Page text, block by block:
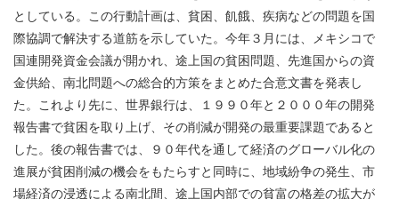
としている。この行動計画は、貧困、飢餓、疾病などの問題を国
際協調で解決する道筋を示していた。今年３月には、メキシコで
国連開発資金会議が開かれ、途上国の貧困問題、先進国からの資
金供給、南北問題への総合的方策をまとめた合意文書を発表し
た。これより先に、世界銀行は、１９９０年と２０００年の開発
報告書で貧困を取り上げ、その削減が開発の最重要課題であると
した。後の報告書では、９０年代を通して経済のグローバル化の
進展が貧困削減の機会をもたらすと同時に、地域紛争の発生、市
場経済の浸透による南北間、途上国内部での貧富の格差の拡大が